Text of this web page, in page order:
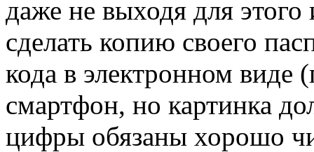
даже не выходя для
сделать копию своего
кода в электронном виде
смартфон, но картинка
цифры обязаны хорошо